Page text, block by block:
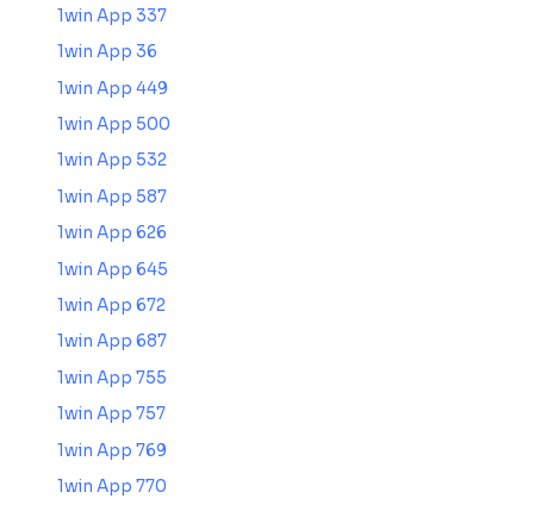
1win App 337
1win App 36
1win App 449
1win App 500
1win App 532
1win App 587
1win App 626
1win App 645
1win App 672
1win App 687
1win App 755
1win App 757
1win App 769
1win App 770